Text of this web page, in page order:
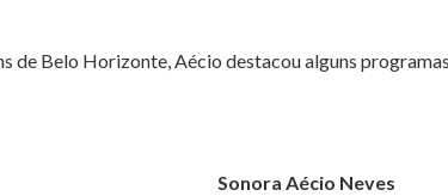
de Belo Horizonte, Aécio destacou alguns
Sonora Aécio Neves